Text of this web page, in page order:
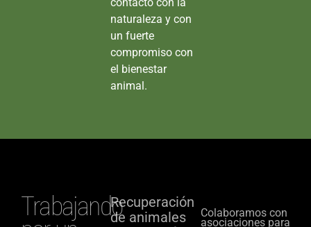
naturaleza y con
un fuerte
compromiso con
el bienestar
animal.
TrabajandoRecuperación
de animales
Colaboramos con
asociaciones para